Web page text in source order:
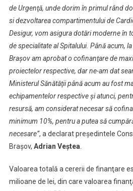
de Urgenţă, unde dorim în primul rând
si dezvoltarea compartimentului de
Desigur, vom asigura dotări moderne în
de specialitate al Spitalului. Până acum,
Braşov am aprobat o cofinanţare de
proiectelor respective, dar ne-am dat
Ministerul Sănătăţii până acum au fost
echipamentelor respective şi atunci,
resursă, am considerat necesar să
minimum 10%, pentru a putea să
necesare”, a declarat preşedintele
Braşov, Adrian Veştea
Valoarea totală a cererii de finanţare
milioane de lei, din care valoarea